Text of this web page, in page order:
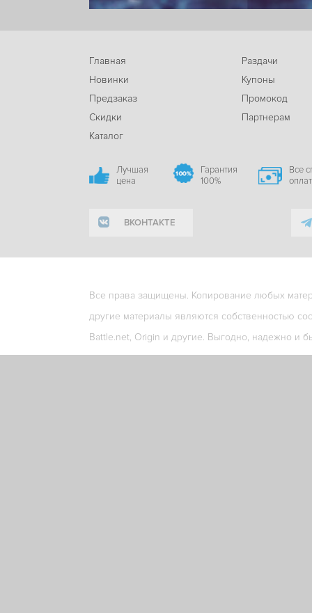
Главная
Новинки
Предзаказ
Скидки
Каталог
Раздачи
Купоны
Промокод
Партнерам
Лучшая
цена
Гарантия
100%
Все
ВКОНТАКТЕ
Все права защищены. Копирование любых
другие материалы являются собственностью
Battle.net, Origin и другие. Выгодно, надежно и